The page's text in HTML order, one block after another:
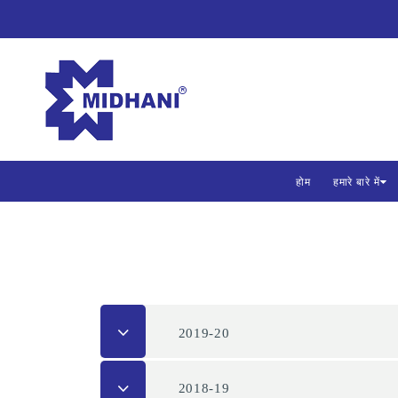
होम हमारे बारे में
2019-20
2018-19